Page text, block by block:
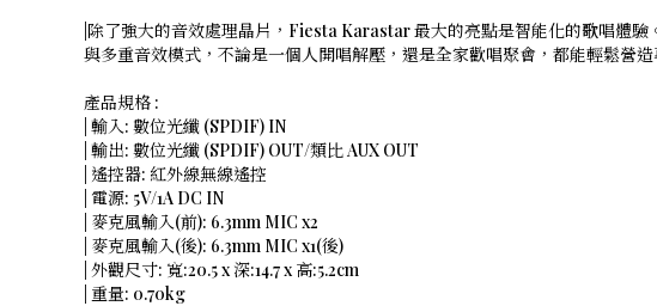
|除了強大的音效處理晶片，Fiesta Karastar 最大的亮點是智能化的歌唱體
與多重音效模式，不論是一個人開唱解壓，還是全家歡唱聚會，都能輕鬆營
產品規格 :
| 輸入: 數位光纖 (SPDIF) IN
| 輸出: 數位光纖 (SPDIF) OUT/類比 AUX OUT
| 遙控器: 紅外線無線遙控
| 電源: 5V/1A DC IN
| 麥克風輸入(前): 6.3mm MIC x2
| 麥克風輸入(後): 6.3mm MIC x1(後)
| 外觀尺寸: 寬:20.5 x 深:14.7 x 高:5.2cm
| 重量: 0.70kg